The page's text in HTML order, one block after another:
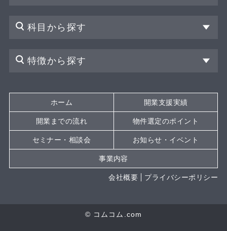
科目から探す
特徴から探す
ホーム 開業支援実績
開業までの流れ 物件選定のポイント
セミナー・相談会 お知らせ・イベント
事業内容
会社概要 プライバシーポリシー
© コムコム.com